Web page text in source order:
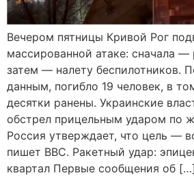
Вечером пятницы Кривой Рог
массированной атаке: сначала —
затем — налету беспилотников.
данным, погибло 19 человек, в
десятки ранены. Украинские
обстрел прицельным ударом по
Россия утверждает, что цель —
пишет BBC. Ракетный удар:
квартал Первые сообщения об […]